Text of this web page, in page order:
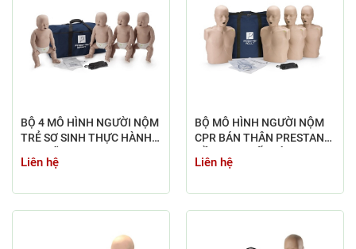
BỘ 4 MÔ HÌNH NGƯỜI NỘM
TRẺ SƠ SINH THỰC HÀNH
Liên hệ
BỘ MÔ HÌNH NGƯỜI NỘM
CPR BÁN THÂN PRESTAN
THEO NHÓM
Liên hệ